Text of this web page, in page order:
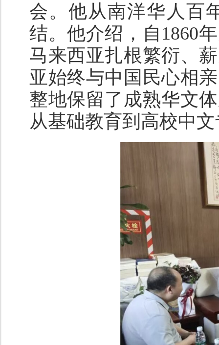
会。他从南洋华人百
结。他介绍，自 1860
马来西亚扎根繁衍、
亚始终与中国民心相
整地保留了成熟华文
从基础教育到高校中